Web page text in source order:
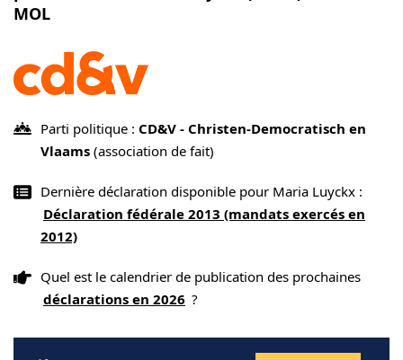
MOL
Parti politique : CD&V - Christen-Democratisch en
Vlaams (association de fait)
Dernière déclaration disponible pour Maria Luyckx :
Déclaration fédérale 2013 (mandats exercés en
2012)
Quel est le calendrier de publication des prochaines
déclarations en 2026 ?